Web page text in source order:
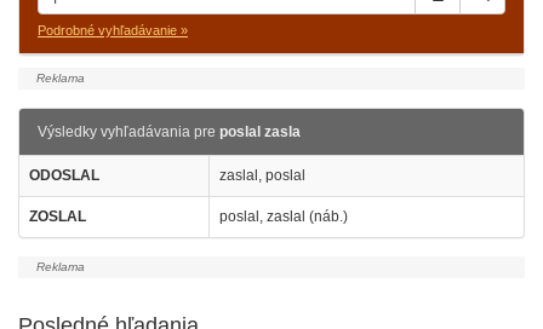
Podrobné vyhľadávanie »
Výsledky vyhľadávania pre poslal zasla
ODOSLAL zaslal, poslal
ZOSLAL poslal, zaslal (náb.)